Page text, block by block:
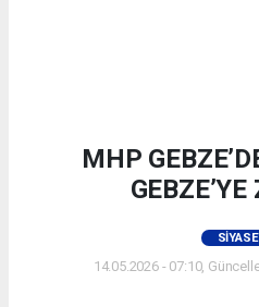
MHP
14.05.2026 - 07:10,